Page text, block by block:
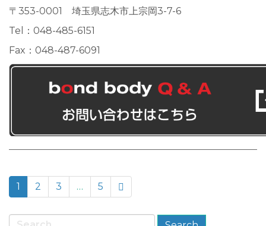
〒353-0001 埼玉県志木市上宗岡3-7-6
Tel：048-485-6151
Fax：048-487-6091
paging-
navigation
1 2 3 … 5
Search